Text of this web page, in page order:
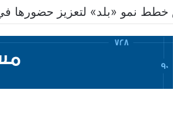
نمو «بلد» لتعزيز حضورها